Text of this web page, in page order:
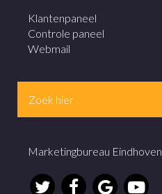
Klantenpaneel
Controle paneel
Webmail
Marketingbureau Eindhoven